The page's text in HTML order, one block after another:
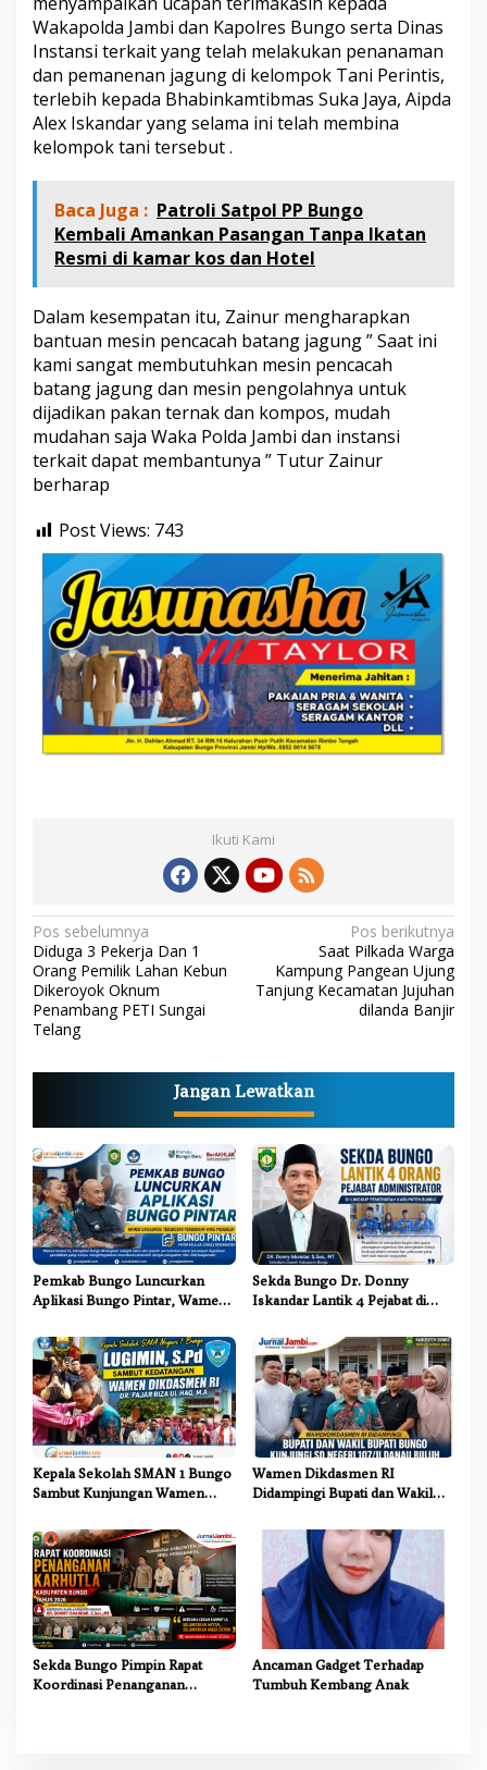
Wakapolda Jambi dan Kapolres Bungo serta Dinas
Instansi terkait yang telah melakukan penanaman
dan pemanenan jagung di kelompok Tani Perintis,
terlebih kepada Bhabinkamtibmas Suka Jaya, Aipda
Alex Iskandar yang selama ini telah membina
kelompok tani tersebut .
Baca Juga : Patroli Satpol PP Bungo
Kembali Amankan Pasangan Tanpa Ikatan
Resmi di kamar kos dan Hotel
Dalam kesempatan itu, Zainur mengharapkan
bantuan mesin pencacah batang jagung ” Saat ini
kami sangat membutuhkan mesin pencacah
batang jagung dan mesin pengolahnya untuk
dijadikan pakan ternak dan kompos, mudah
mudahan saja Waka Polda Jambi dan instansi
terkait dapat membantunya ” Tutur Zainur
berharap
Post Views: 743
Ikuti Kami
N
a
v
i
s
i
p
o
s
Pos sebelumnya
Diduga 3 Pekerja Dan 1
Orang Pemilik Lahan Kebun
Dikeroyok Oknum
Penambang PETI Sungai
Telang
Pos berikutnya
Saat Pilkada Warga
Kampung Pangean Ujung
Tanjung Kecamatan Jujuhan
dilanda Banjir
Jangan Lewatkan
Pemkab Bungo Luncurkan
Aplikasi Bungo Pintar, Wamen
Pendidikan yang Progresif
Sekda Bungo Dr. Donny
Iskandar Lantik 4 Pejabat di
Kepala Sekolah SMAN 1 Bungo
Sambut Kunjungan Wamen
PJJ untuk Anak Putus Sekolah
Wamen Dikdasmen RI
Didampingi Bupati dan Wakil
SD Negeri 107/II Danau Buluh
Sekda Bungo Pimpin Rapat
Koordinasi Penanganan
Ancaman Gadget Terhadap
Tumbuh Kembang Anak